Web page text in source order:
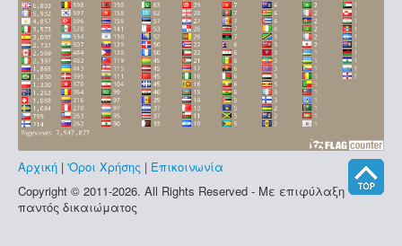
Αρχική | 'Οροι Χρήσης | Επικοινωνία
Copyright © 2011-2026. All Rights Reserved - Με επιφύλαξη
παντός δικαιώματος